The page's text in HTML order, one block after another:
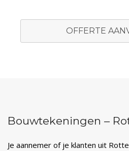
OFFERTE
Bouwtekeningen –
Je aannemer of je klanten uit